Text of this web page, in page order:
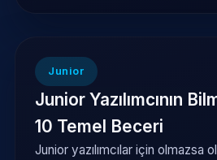
Junior
Junior Yazılımcının
10 Temel Beceri
Junior yazılımcılar için olmazsa